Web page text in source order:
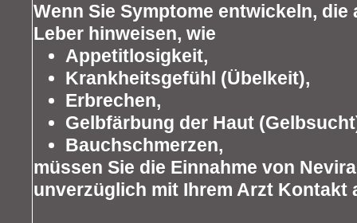
Wenn Sie Symptome entwickeln,
Leber hinweisen, wie
Appetitlosigkeit,
Krankheitsgefühl (Übelkeit),
Erbrechen,
Gelbfärbung der Haut
Bauchschmerzen,
müssen Sie die Einnahme von
unverzüglich mit Ihrem Arzt Kontakt